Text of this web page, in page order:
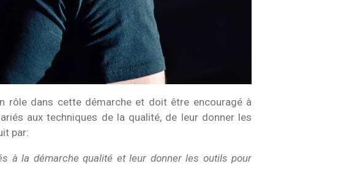
rôle dans cette démarche et doit être encouragé à
aux techniques de la qualité, de leur donner les
par:
à la démarche qualité et leur donner les outils pour